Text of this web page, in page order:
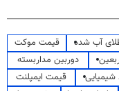
آب شده
قیمت موکت
دوربین مداربسته
قیمت ایمپلنت